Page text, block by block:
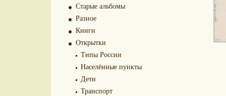
Старые альбомы
Разное
Книги
Открытки
Типы России
Населённые пункты
Дети
Транспорт